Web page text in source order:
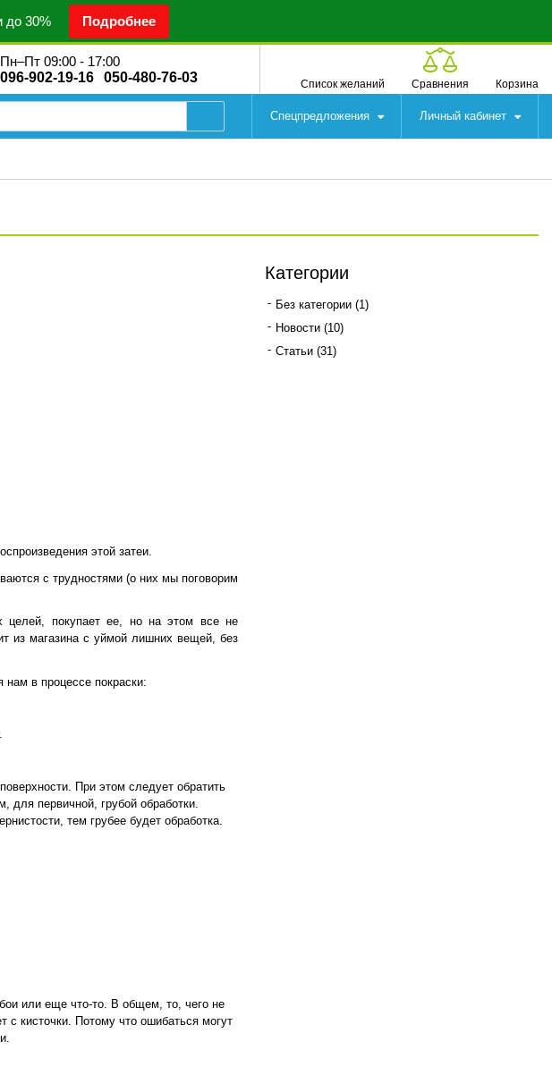
до 30% Подробнее
Пн–Пт 09:00 - 17:00
096-902-19-16
050-480-76-03 Список желаний Сравнения Корзина
Спецпредложения Личный кабинет
Категории
Без категории (1)
Новости (10)
Статьи (31)
этой затеи.
с трудностями (о них мы поговорим
целей, покупает ее, но на этом все не
из магазина с уймой лишних вещей, без
в процессе покраски:
При этом следует обратить
для первичной, грубой обработки.
тем грубее будет обработка.
или еще что-то. В общем, то, чего не
с кисточки. Потому что ошибаться могут